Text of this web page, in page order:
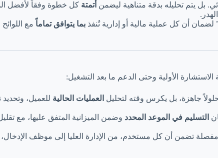
أتمتة كل خطوة وفقاً لأفضل
أن كل عملية مالية أو إدارية تُنفذ بما يتوافق تماماً مع اللوائح
الأولية وحتى الدعم ما بعد التشغيل:
جاهزة، بل يكرس وقته لتحليل العمليات الحالية للعميل،
التسليم في الموعد المحدد وضمن الميزانية المتفق عليها، مع
تضمن أن كل مستخدم، من الإدارة العليا إلى موظف